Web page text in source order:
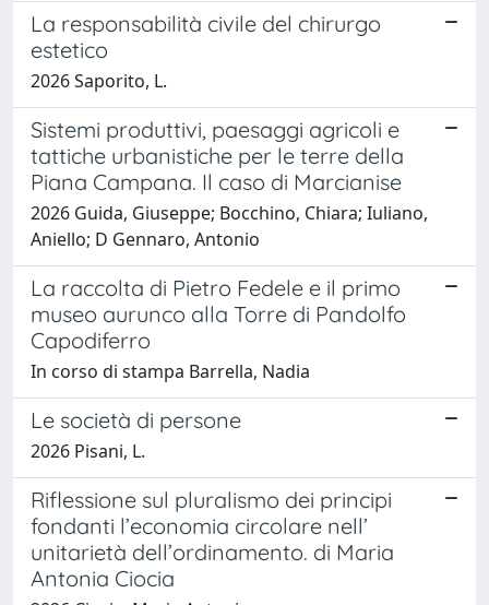
La responsabilità civile del chirurgo
estetico
2026 Saporito, L.
Sistemi produttivi, paesaggi agricoli e
tattiche urbanistiche per le terre della
Piana Campana. Il caso di Marcianise
2026 Guida, Giuseppe; Bocchino, Chiara; Iuliano,
Aniello; D Gennaro, Antonio
La raccolta di Pietro Fedele e il primo
museo aurunco alla Torre di Pandolfo
Capodiferro
In corso di stampa Barrella, Nadia
Le società di persone
2026 Pisani, L.
Riflessione sul pluralismo dei principi
fondanti l’economia circolare nell’
unitarietà dell’ordinamento. di Maria
Antonia Ciocia